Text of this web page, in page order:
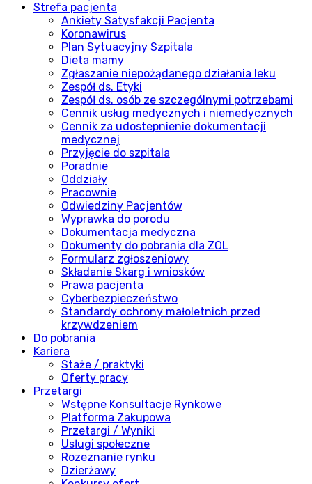
Strefa pacjenta
Ankiety Satysfakcji Pacjenta
Koronawirus
Plan Sytuacyjny Szpitala
Dieta mamy
Zgłaszanie niepożądanego działania leku
Zespół ds. Etyki
Zespół ds. osób ze szczególnymi potrzebami
Cennik usług medycznych i niemedycznych
Cennik za udostepnienie dokumentacji
medycznej
Przyjęcie do szpitala
Poradnie
Oddziały
Pracownie
Odwiedziny Pacjentów
Wyprawka do porodu
Dokumentacja medyczna
Dokumenty do pobrania dla ZOL
Formularz zgłoszeniowy
Składanie Skarg i wniosków
Prawa pacjenta
Cyberbezpieczeństwo
Standardy ochrony małoletnich przed
krzywdzeniem
Do pobrania
Kariera
Staże / praktyki
Oferty pracy
Przetargi
Wstępne Konsultacje Rynkowe
Platforma Zakupowa
Przetargi / Wyniki
Usługi społeczne
Rozeznanie rynku
Dzierżawy